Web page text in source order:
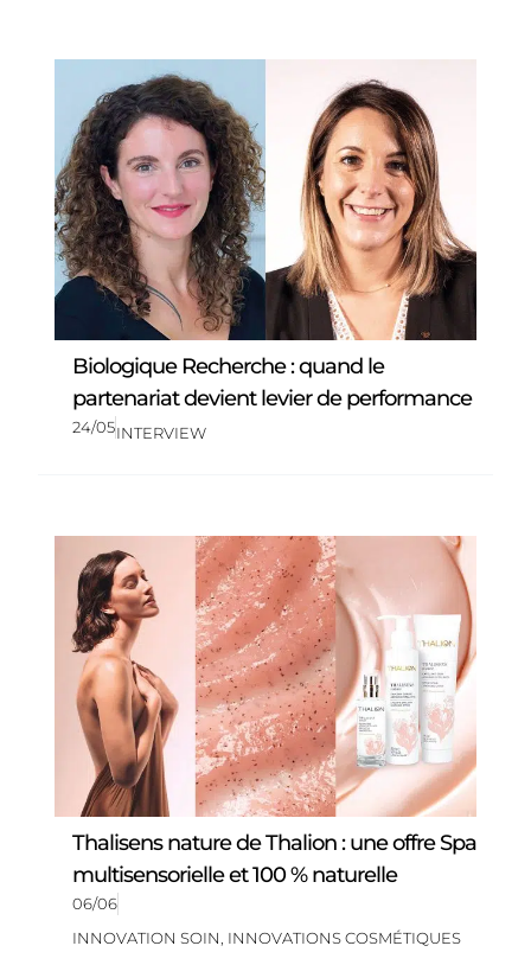
Biologique Recherche : quand le
partenariat devient levier de performance
24/05INTERVIEW
Thalisens nature de Thalion : une offre Spa
multisensorielle et 100 % naturelle
06/06
INNOVATION SOIN INNOVATIONS COSMÉTIQUES